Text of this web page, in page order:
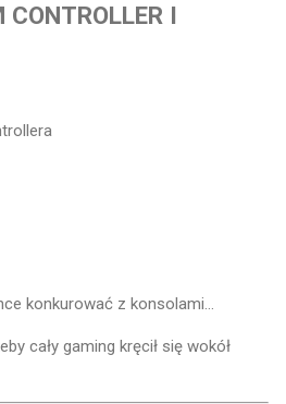
I
konkurować z konsolami…
cały gaming kręcił się wokół